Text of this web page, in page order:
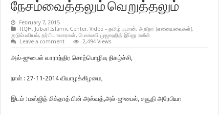
நேசம்வைத்தலும் வெறுத்தலும்
February 7, 2015
FIQH, Jubail Islamic Center,Video - தமிழ் பயான்,அகீதா (ஏனையவைகள்),
குடும்பவியல்,தர்பியாஉரைகள்,மௌலவி முஜாஹித் இப்னு ரஸீன்
Leave a comment
2,494 Views
அல்-ஜுபைல் வாராந்திர சொற்பொழிவு நிகழ்ச்சி,
நாள் : 27-11-2014 வியாழக்கிழமை,
இடம் : மஸ்ஜித் மிக்தாத் பின் அஸ்வத்,அல்-ஜுபைல், சவூதி அரேபியா